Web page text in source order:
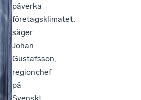
påverka
företagsklimatet,
säger
Johan
Gustafsson,
regionchef
på